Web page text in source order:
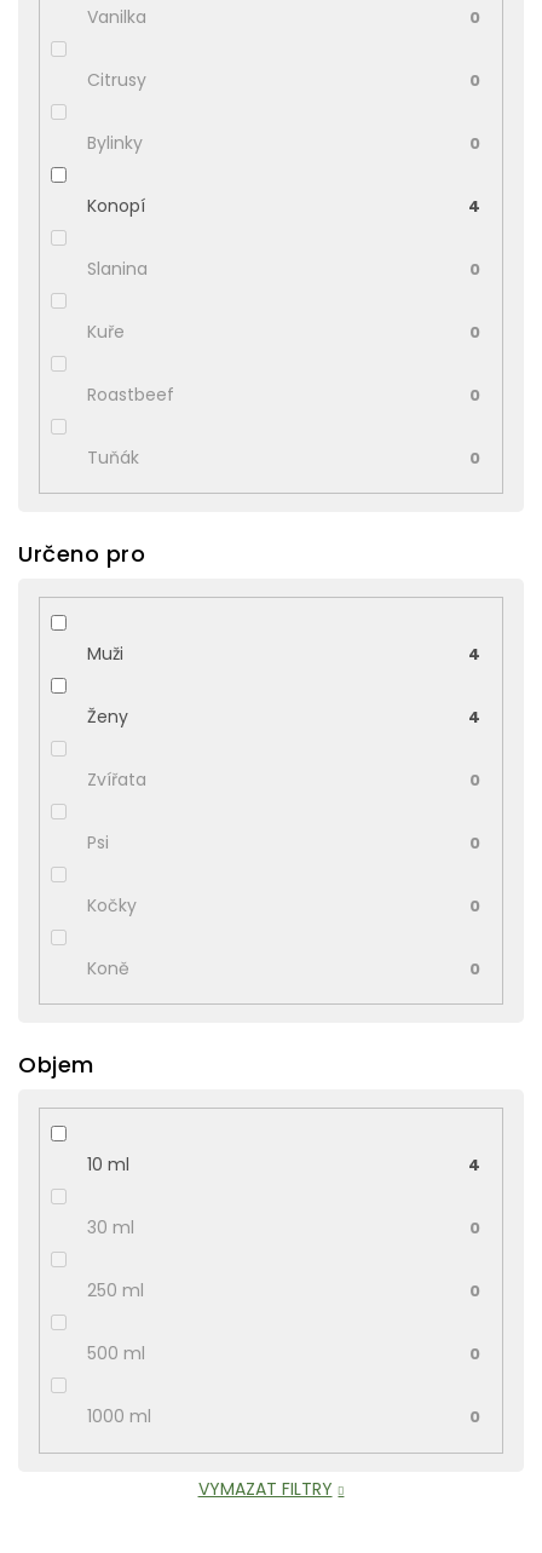
Vanilka 0
Citrusy 0
Bylinky 0
Konopí 4
Slanina 0
Kuře 0
Roastbeef 0
Tuňák 0
Určeno pro
Muži 4
Ženy 4
Zvířata 0
Psi 0
Kočky 0
Koně 0
Objem
10 ml 4
30 ml 0
250 ml 0
500 ml 0
1000 ml 0
VYMAZAT FILTRY